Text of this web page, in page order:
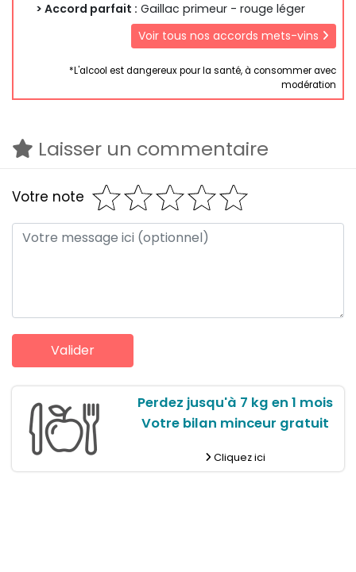
> Accord parfait : Gaillac primeur - rouge léger
Voir tous nos accords mets-vins
*L'alcool est dangereux pour la santé, à consommer avec
modération
Laisser un commentaire
Votre note
Perdez jusqu'à 7 kg en 1 mois
Votre bilan minceur gratuit
Cliquez ici